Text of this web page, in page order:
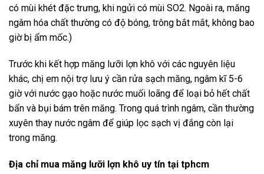
có mùi khét đặc trưng, khi ngửi có mùi SO2. Ngoài ra, măng
ngâm hóa chất thường có độ bóng, trông bắt mắt, không bao
giờ bị ẩm mốc.)
Trước khi kết hợp măng lưỡi lợn khô với các nguyên liệu
khác, chị em nội trợ lưu ý cần rửa sạch măng, ngâm kĩ 5-6
giờ với nước gạo hoặc nước muối loãng để loại bỏ hết chất
bẩn và bụi bám trên măng. Trong quá trình ngâm, cần thường
xuyên thay nước ngâm để giúp lọc sạch vị đắng còn lại
trong măng.
Địa chỉ mua măng lưỡi lợn khô uy tín tại tphcm